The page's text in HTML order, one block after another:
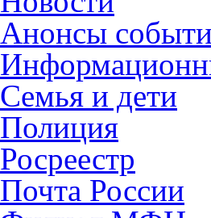
Анонсы
Семья и дети
Полиция
Росреестр
Почта России